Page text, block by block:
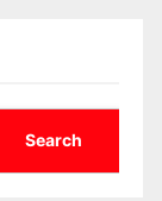
Search